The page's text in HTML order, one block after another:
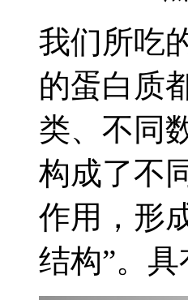
我们所吃
的蛋白质
类、不同
构成了不
作用，形
结构”。具